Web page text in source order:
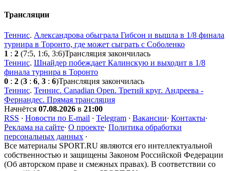
Трансляции
Теннис. Александрова обыграла Гибсон и вышла в 1/8 финала
турнира в Торонто, где может сыграть с Соболенко
1 : 2 (7:5, 1:6, 3:6)Трансляция закончилась
Теннис. Шнайдер побеждает Калинскую и выходит в 1/8
финала турнира в Торонто
0 : 2 (3 : 6, 3 : 6)Трансляция закончилась
Теннис. Теннис. Canadian Open. Третий круг. Андреева -
Фернандес. Прямая трансляция
Начнётся 07.08.2026 в 21:00
RSS · Новости по E-mail · Telegram · Вакансии· Контакты·
Реклама на сайте· О проекте· Политика обработки
персональных данных ·
Все материалы SPORT.RU являются его интеллектуальной
собственностью и защищены Законом Российской Федерации
(Об авторском праве и смежных правах). В соответствии со